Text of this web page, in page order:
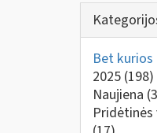
Bet
2025 (198)
Naujiena